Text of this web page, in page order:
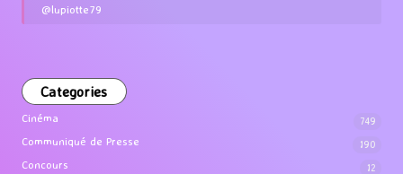
@lupiotte79
Categories
Cinéma 749
Communiqué de Presse 190
Concours 12